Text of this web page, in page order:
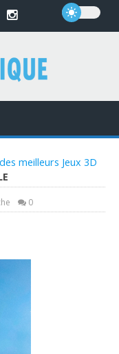
meilleurs Jeux 3D
0